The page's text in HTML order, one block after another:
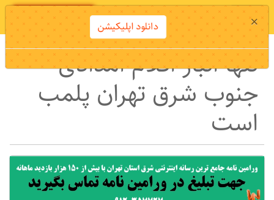
دانلود اپلیکیشن
تنها انبار اقلام امدادی
جنوب شرق تهران پلمب
است
× دانلود اپلیکیشن